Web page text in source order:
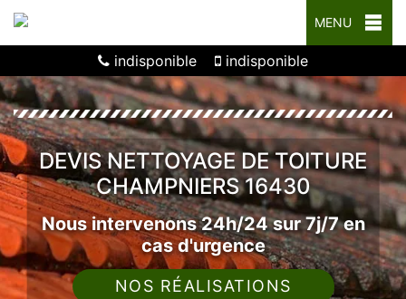
MENU
indisponible indisponible
DEVIS NETTOYAGE DE TOITURE
CHAMPNIERS 16430
Nous intervenons 24h/24 sur 7j/7 en
cas d'urgence
NOS RÉALISATIONS